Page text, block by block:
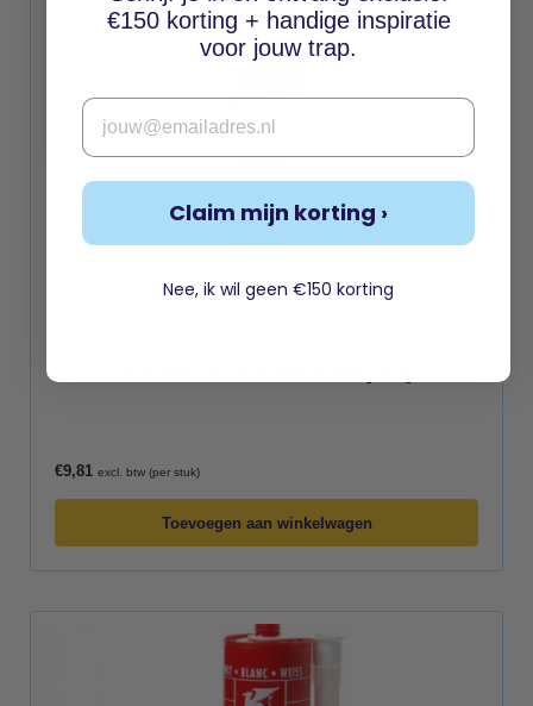
€9,81 excl. btw (per stuk)
Toevoegen aan winkelwagen
€150 korting + handige inspiratie
voor jouw trap.
Email
Claim mijn korting ›
Nee, ik wil geen €150 korting